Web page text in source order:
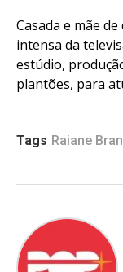
Casada e mãe
intensa da
estúdio,
plantões, para
Tags Raiane